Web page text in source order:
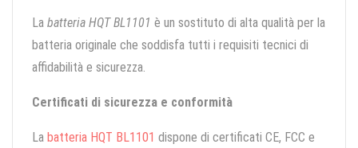
La batteria HQT BL1101 è un sostituto di alta qualità per la
batteria originale che soddisfa tutti i requisiti tecnici di
affidabilità e sicurezza.
Certificati di sicurezza e conformità
La batteria HQT BL1101 dispone di certificati CE, FCC e